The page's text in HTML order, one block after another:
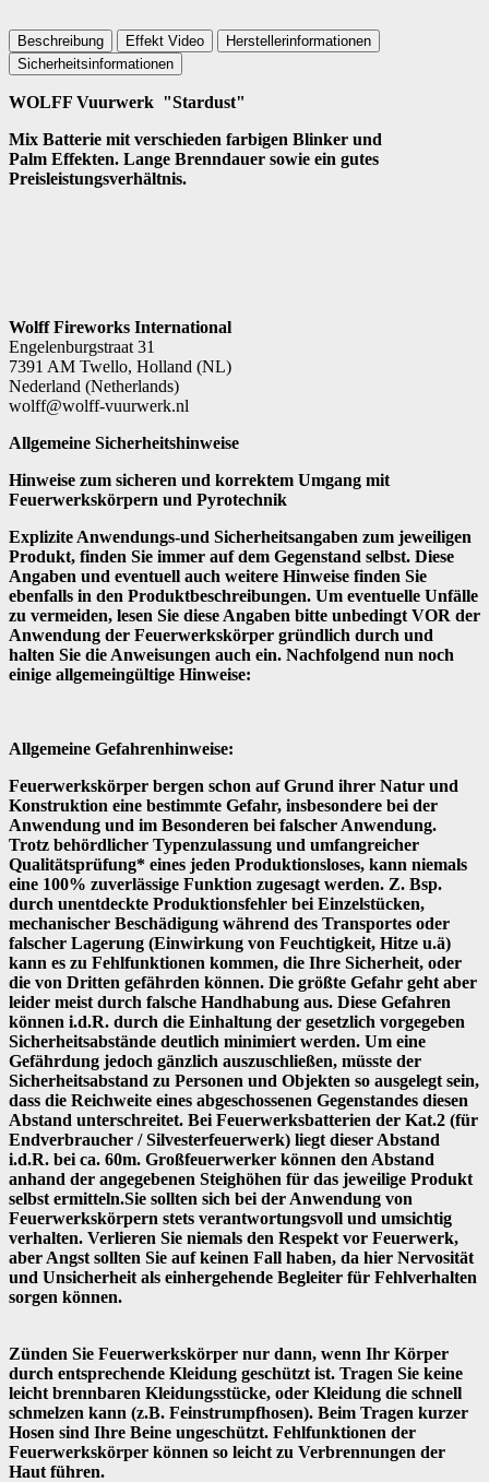
Beschreibung Effekt Video
Herstellerinformationen
Sicherheitsinformationen
WOLFF Vuurwerk "Stardust"
Mix Batterie mit verschieden farbigen Blinker und
Palm Effekten. Lange Brenndauer sowie ein gutes
Preisleistungsverhältnis.
Wolff Fireworks International
Engelenburgstraat 31
7391 AM Twello, Holland (NL)
Nederland (Netherlands)
wolff@wolff-vuurwerk.nl
Allgemeine Sicherheitshinweise
Hinweise zum sicheren und korrektem Umgang mit
Feuerwerkskörpern und Pyrotechnik
Explizite Anwendungs-und Sicherheitsangaben zum jeweiligen
Produkt, finden Sie immer auf dem Gegenstand selbst. Diese
Angaben und eventuell auch weitere Hinweise finden Sie
ebenfalls in den Produktbeschreibungen. Um eventuelle Unfälle
zu vermeiden, lesen Sie diese Angaben bitte unbedingt VOR der
Anwendung der Feuerwerkskörper gründlich durch und
halten Sie die Anweisungen auch ein. Nachfolgend nun noch
einige allgemeingültige Hinweise:
Allgemeine Gefahrenhinweise:
Feuerwerkskörper bergen schon auf Grund ihrer Natur und
Konstruktion eine bestimmte Gefahr, insbesondere bei der
Anwendung und im Besonderen bei falscher Anwendung.
Trotz behördlicher Typenzulassung und umfangreicher
Qualitätsprüfung* eines jeden Produktionsloses, kann niemals
eine 100% zuverlässige Funktion zugesagt werden. Z. Bsp.
durch unentdeckte Produktionsfehler bei Einzelstücken,
mechanischer Beschädigung während des Transportes oder
falscher Lagerung (Einwirkung von Feuchtigkeit, Hitze u.ä)
kann es zu Fehlfunktionen kommen, die Ihre Sicherheit, oder
die von Dritten gefährden können. Die größte Gefahr geht aber
leider meist durch falsche Handhabung aus. Diese Gefahren
können i.d.R. durch die Einhaltung der gesetzlich vorgegeben
Sicherheitsabstände deutlich minimiert werden. Um eine
Gefährdung jedoch gänzlich auszuschließen, müsste der
Sicherheitsabstand zu Personen und Objekten so ausgelegt sein,
dass die Reichweite eines abgeschossenen Gegenstandes diesen
Abstand unterschreitet. Bei Feuerwerksbatterien der Kat.2 (für
Endverbraucher / Silvesterfeuerwerk) liegt dieser Abstand
i.d.R. bei ca. 60m. Großfeuerwerker können den Abstand
anhand der angegebenen Steighöhen für das jeweilige Produkt
selbst ermitteln.Sie sollten sich bei der Anwendung von
Feuerwerkskörpern stets verantwortungsvoll und umsichtig
verhalten. Verlieren Sie niemals den Respekt vor Feuerwerk,
aber Angst sollten Sie auf keinen Fall haben, da hier Nervosität
und Unsicherheit als einhergehende Begleiter für Fehlverhalten
sorgen können.
Zünden Sie Feuerwerkskörper nur dann, wenn Ihr Körper
durch entsprechende Kleidung geschützt ist. Tragen Sie keine
leicht brennbaren Kleidungsstücke, oder Kleidung die schnell
schmelzen kann (z.B. Feinstrumpfhosen). Beim Tragen kurzer
Hosen sind Ihre Beine ungeschützt. Fehlfunktionen der
Feuerwerkskörper können so leicht zu Verbrennungen der
Haut führen.